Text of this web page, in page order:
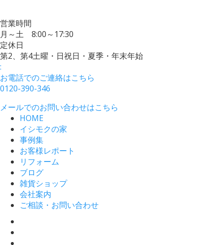
営業時間
月～土 8:00～17:30
定休日
第2、第4土曜・日祝日・夏季・年末年始
:
お電話でのご連絡はこちら
0120-390-346
メールでのお問い合わせはこちら
HOME
イシモクの家
事例集
お客様レポート
リフォーム
ブログ
雑貨ショップ
会社案内
ご相談・お問い合わせ